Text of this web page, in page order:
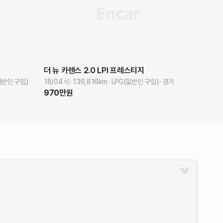
인 구입)
더 뉴 카렌스 2.0 LPI 프레스티지
18/04식 136,816km LPG(일반인 구입) 경기
970만원